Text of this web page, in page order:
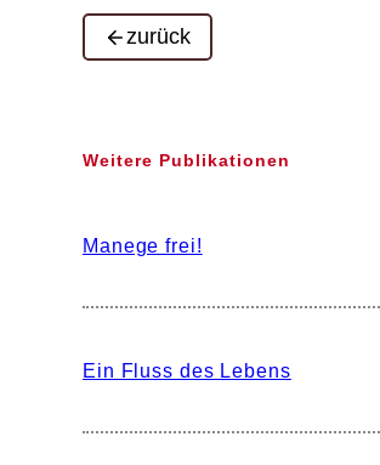
zurück
Weitere Publikationen
Manege frei!
Ein Fluss des Lebens